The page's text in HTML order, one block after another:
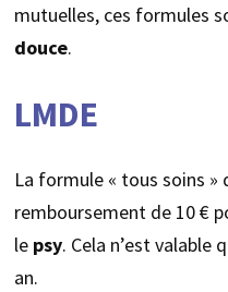
mutuelles, ces formules
douce.
LMDE
La formule « tous soins »
remboursement de 10 €
le psy. Cela n’est valable
an.